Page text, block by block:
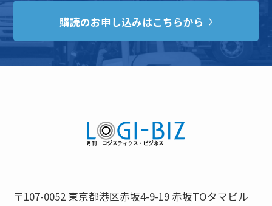
購読のお申し込みはこちらから
〒107-0052 東京都港区赤坂4-9-19 赤坂TOタマビル